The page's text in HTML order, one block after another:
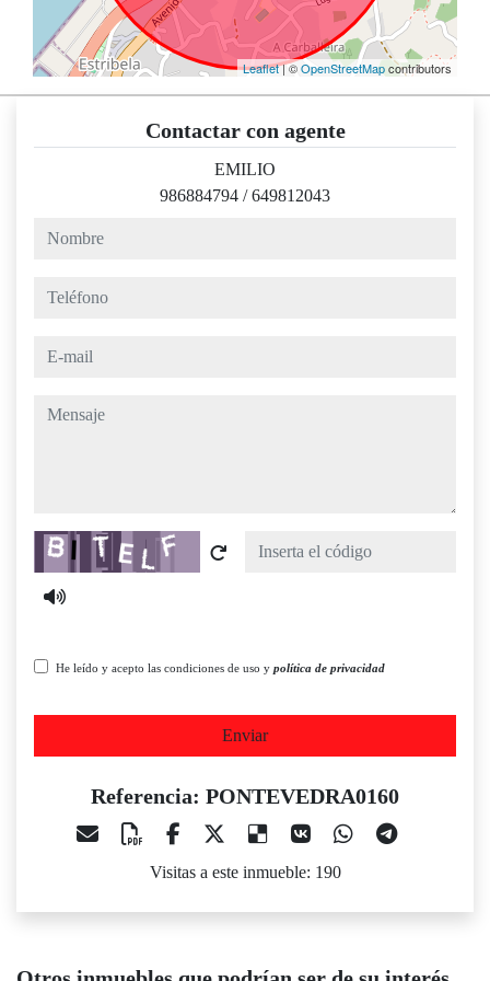
Leaflet| ©OpenStreetMapcontributors
Contactar con agente
EMILIO
986884794 /649812043
nombre
teléfono
e-mail
mensaje
Captcha
He leído y acepto las condiciones de uso y política de privacidad
Enviar
Referencia: PONTEVEDRA0160
Visitas a este inmueble: 190